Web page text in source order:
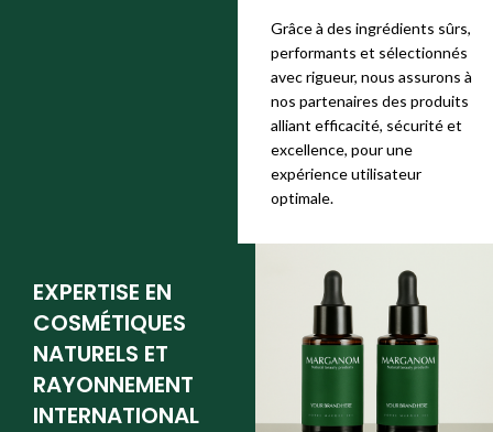
Grâce à des ingrédients sûrs,
performants et sélectionnés
avec rigueur, nous assurons à
nos partenaires des produits
alliant efficacité, sécurité et
excellence, pour une
expérience utilisateur
optimale.
EXPERTISE EN
COSMÉTIQUES
NATURELS ET
RAYONNEMENT
INTERNATIONAL